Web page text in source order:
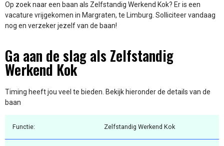
Op zoek naar een baan als Zelfstandig Werkend Kok? Er is een
vacature vrijgekomen in Margraten, te Limburg. Solliciteer vandaag
nog en verzeker jezelf van de baan!
Ga aan de slag als Zelfstandig
Werkend Kok
Timing heeft jou veel te bieden. Bekijk hieronder de details van de
baan
Functie: Zelfstandig Werkend Kok